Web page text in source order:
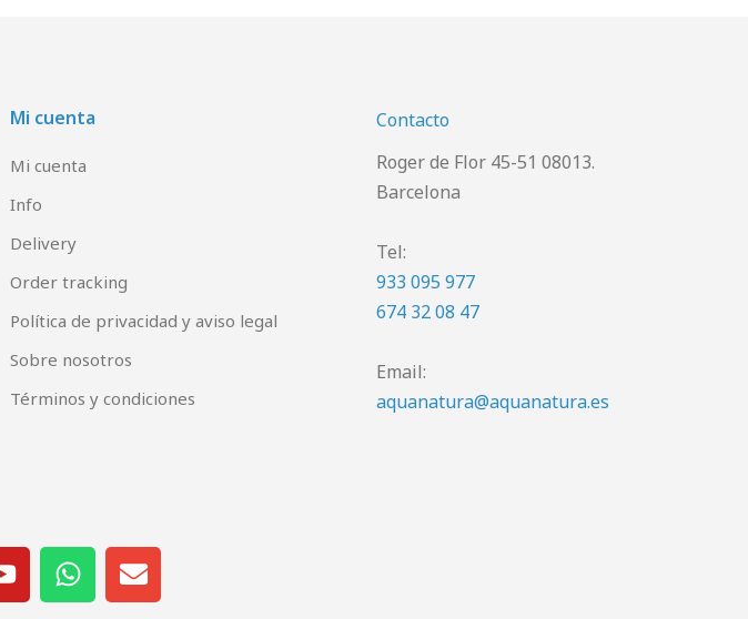
Mi cuenta
Mi cuenta
Info
Delivery
Order tracking
Política de privacidad y aviso legal
Sobre nosotros
Términos y condiciones
Contacto
Roger de Flor 45-51 08013.
Barcelona
Tel:
933 095 977
674 32 08 47
Email:
aquanatura@aquanatura.es